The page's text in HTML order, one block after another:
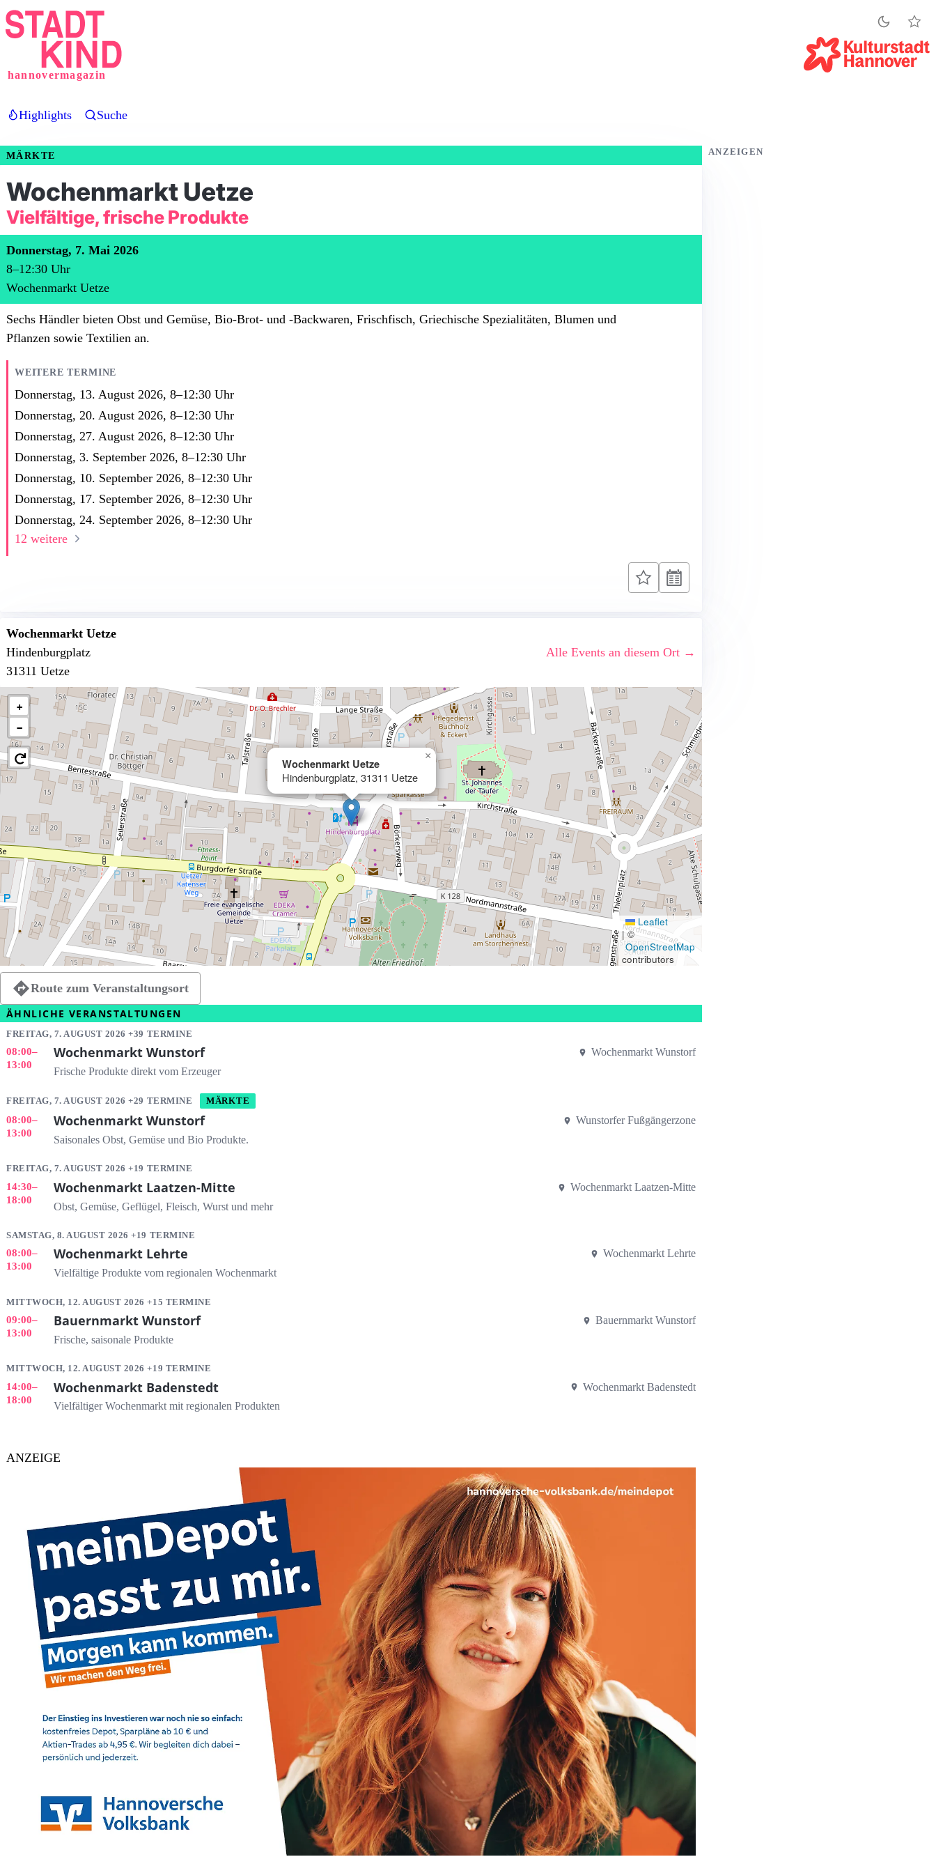
Direkt
zum
hannovermagazin
Highlights Suche
MÄRKTE
Wochenmarkt Uetze
Vielfältige, frische Produkte
Donnerstag, 7. Mai 2026
8–12:30 Uhr
Wochenmarkt Uetze
Sechs Händler bieten Obst und Gemüse, Bio-Brot- und -Backwaren, Frischfisch, Griechische Spezialitäten, Blumen und
Pflanzen sowie Textilien an.
WEITERE TERMINE
Donnerstag, 13. August 2026, 8–12:30 Uhr
Donnerstag, 20. August 2026, 8–12:30 Uhr
Donnerstag, 27. August 2026, 8–12:30 Uhr
Donnerstag, 3. September 2026, 8–12:30 Uhr
Donnerstag, 10. September 2026, 8–12:30 Uhr
Donnerstag, 17. September 2026, 8–12:30 Uhr
Donnerstag, 24. September 2026, 8–12:30 Uhr
12 weitere
Wochenmarkt Uetze
Hindenburgplatz
31311 Uetze
Alle Events an diesem Ort →
Wochenmarkt Uetze
Hindenburgplatz, 31311 Uetze
×
+
−
Leaflet
|©
OpenStreetMap
contributors
Route zum Veranstaltungsort
ÄHNLICHE VERANSTALTUNGEN
FREITAG, 7. AUGUST 2026 +39 TERMINE
08:00–
13:00
Wochenmarkt Wunstorf
Frische Produkte direkt vom Erzeuger
Wochenmarkt Wunstorf
FREITAG, 7. AUGUST 2026 +29 TERMINE MÄRKTE
08:00–
13:00
Wochenmarkt Wunstorf
Saisonales Obst, Gemüse und Bio Produkte.
Wunstorfer Fußgängerzone
FREITAG, 7. AUGUST 2026 +19 TERMINE
14:30–
18:00
Wochenmarkt Laatzen-Mitte
Obst, Gemüse, Geflügel, Fleisch, Wurst und mehr
Wochenmarkt Laatzen-Mitte
SAMSTAG, 8. AUGUST 2026 +19 TERMINE
08:00–
13:00
Wochenmarkt Lehrte
Vielfältige Produkte vom regionalen Wochenmarkt
Wochenmarkt Lehrte
MITTWOCH, 12. AUGUST 2026 +15 TERMINE
09:00–
13:00
Bauernmarkt Wunstorf
Frische, saisonale Produkte
Bauernmarkt Wunstorf
MITTWOCH, 12. AUGUST 2026 +19 TERMINE
14:00–
18:00
Wochenmarkt Badenstedt
Vielfältiger Wochenmarkt mit regionalen Produkten
Wochenmarkt Badenstedt
ANZEIGE
ANZEIGEN